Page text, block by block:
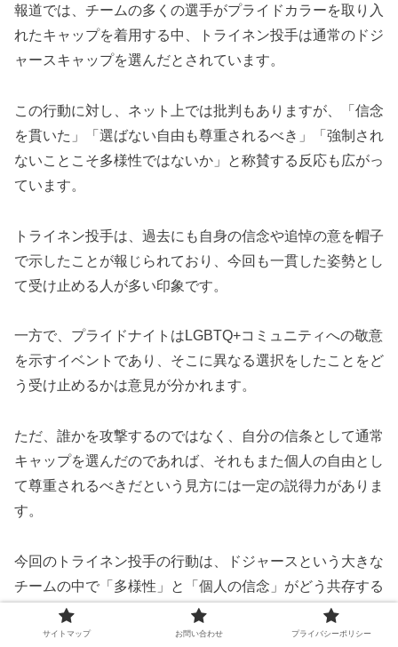
報道では、チームの多くの選手がプライドカラーを取り入
れたキャップを着用する中、トライネン投手は通常のドジ
ャースキャップを選んだとされています。
この行動に対し、ネット上では批判もありますが、「信念
を貫いた」「選ばない自由も尊重されるべき」「強制され
ないことこそ多様性ではないか」と称賛する反応も広がっ
ています。
トライネン投手は、過去にも自身の信念や追悼の意を帽子
で示したことが報じられており、今回も一貫した姿勢とし
て受け止める人が多い印象です。
一方で、プライドナイトはLGBTQ+コミュニティへの敬意
を示すイベントであり、そこに異なる選択をしたことをど
う受け止めるかは意見が分かれます。
ただ、誰かを攻撃するのではなく、自分の信条として通常
キャップを選んだのであれば、それもまた個人の自由とし
て尊重されるべきだという見方には一定の説得力がありま
す。
今回のトライネン投手の行動は、ドジャースという大きな
チームの中で「多様性」と「個人の信念」がどう共存する
のかを考えさせる出来事になりました。
サイトマップ お問い合わせ プライバシーポリシー